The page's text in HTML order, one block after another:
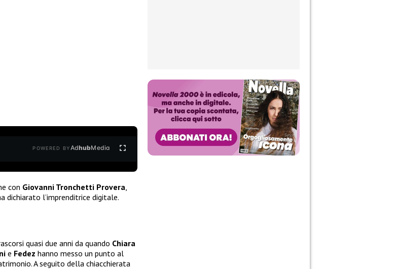
POWERED BYAdhubMedia
con Giovanni Tronchetti Provera
dichiarato l’imprenditrice digitale.
quasi due anni da quando Chiara
e Fedez hanno messo un punto al
A seguito della chiacchierata